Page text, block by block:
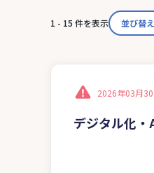
1 - 15 件を表示
2026年03月
デジタル化